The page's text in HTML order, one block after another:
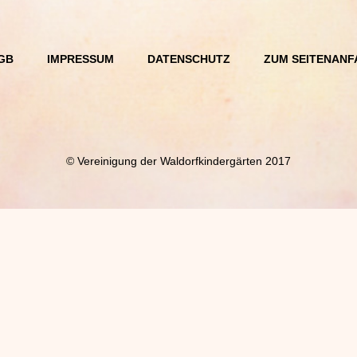
IMPRESSUM DATENSCHUTZ ZUM
© Vereinigung der Waldorfkindergärten 2017